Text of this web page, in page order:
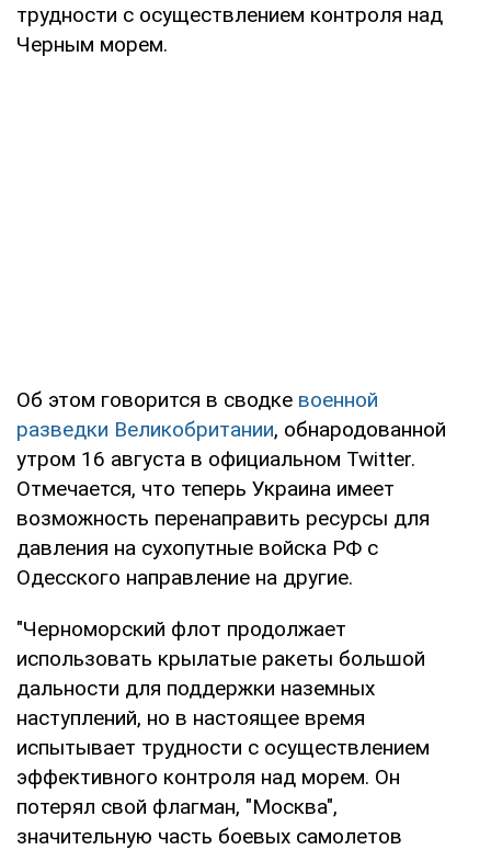
трудности с осуществлением контроля над
Черным морем.
Об этом говорится в сводке военной
разведки Великобритании, обнародованной
утром 16 августа в официальном Twitter.
Отмечается, что теперь Украина имеет
возможность перенаправить ресурсы для
давления на сухопутные войска РФ с
Одесского направление на другие.
"Черноморский флот продолжает
использовать крылатые ракеты большой
дальности для поддержки наземных
наступлений, но в настоящее время
испытывает трудности с осуществлением
эффективного контроля над морем. Он
потерял свой флагман, "Москва",
значительную часть боевых самолетов